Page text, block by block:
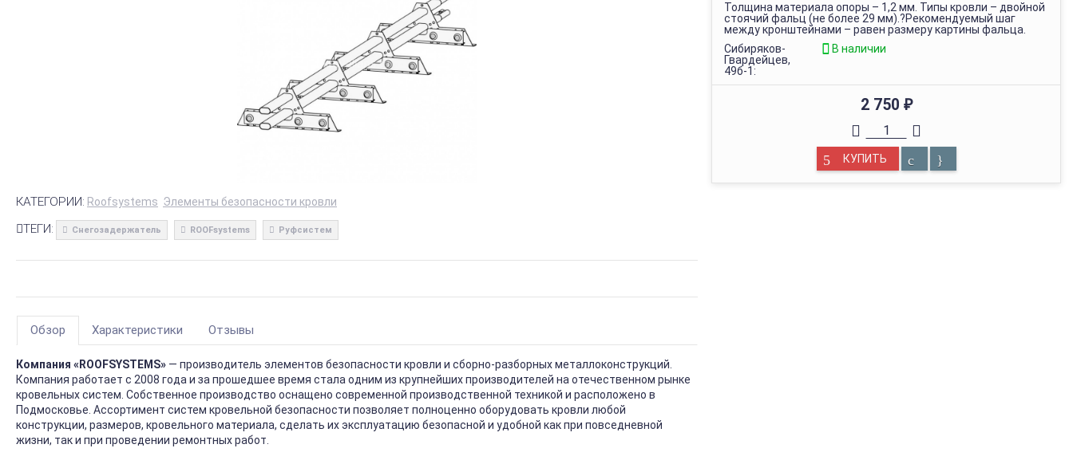
Толщина материала опоры – 1,2 мм. Типы кровли – двойной
стоячий фальц (не более 29 мм).?Рекомендуемый шаг
между кронштейнами – равен размеру картины фальца.
Сибиряков-
Гвардейцев,
49б-1:
В наличии
2 750 ₽
КУПИТЬ
КАТЕГОРИИ: Roofsystems Элементы безопасности кровли
ТЕГИ: Снегозадержатель ROOFsystems Руфсистем
Обзор Характеристики Отзывы
Компания «ROOFSYSTEMS» — производитель элементов безопасности кровли и сборно-разборных металлоконструкций.
Компания работает с 2008 года и за прошедшее время стала одним из крупнейших производителей на отечественном рынке
кровельных систем. Собственное производство оснащено современной производственной техникой и расположено в
Подмосковье. Ассортимент систем кровельной безопасности позволяет полноценно оборудовать кровли любой
конструкции, размеров, кровельного материала, сделать их эксплуатацию безопасной и удобной как при повседневной
жизни, так и при проведении ремонтных работ.